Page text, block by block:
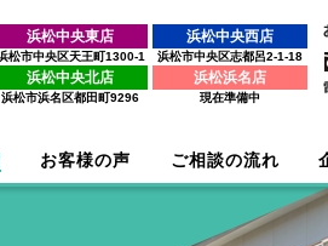
浜松中央東店
松市中央区天王町1300-1
浜松中央西店
浜松市中央区志都呂2-1-18
浜松中央北店
浜松市浜名区都田町9296
浜松浜名店
現在準備中
お客様の声 ご相談の流れ